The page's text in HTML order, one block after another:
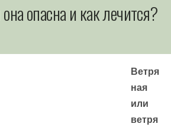
опасна и как лечится?
Ветря
ная
или
ветря